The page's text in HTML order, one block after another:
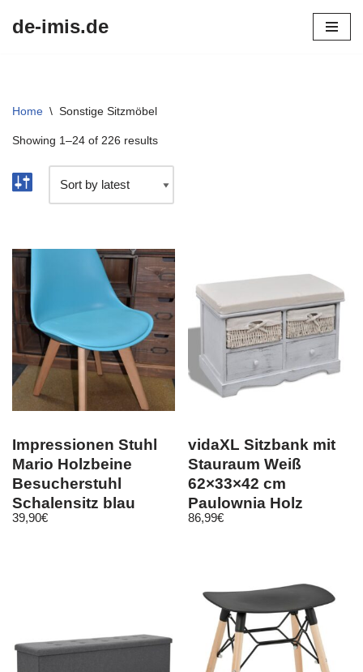
de-imis.de
Home \ Sonstige Sitzmöbel
Showing 1–24 of 226 results
Impressionen Stuhl
Mario Holzbeine
Besucherstuhl
Schalensitz blau
39,90€
vidaXL Sitzbank mit
Stauraum Weiß
62×33×42 cm
Paulownia Holz
86,99€